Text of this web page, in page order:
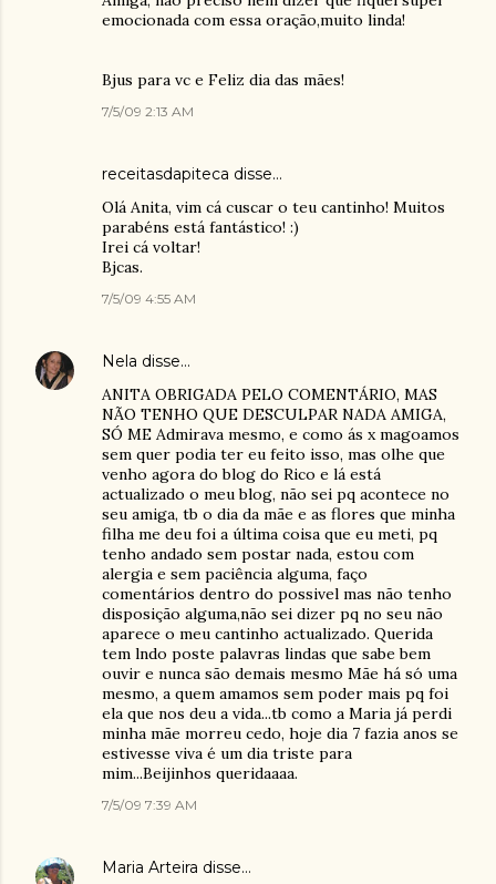
emocionada com essa oração,muito linda!
Bjus para vc e Feliz dia das mães!
7/5/09 2:13 AM
receitasdapiteca disse…
Olá Anita, vim cá cuscar o teu cantinho! Muitos
parabéns está fantástico! :)
Irei cá voltar!
Bjcas.
7/5/09 4:55 AM
Nela disse…
ANITA OBRIGADA PELO COMENTÁRIO, MAS
NÃO TENHO QUE DESCULPAR NADA AMIGA,
SÓ ME Admirava mesmo, e como ás x magoamos
sem quer podia ter eu feito isso, mas olhe que
venho agora do blog do Rico e lá está
actualizado o meu blog, não sei pq acontece no
seu amiga, tb o dia da mãe e as flores que minha
filha me deu foi a última coisa que eu meti, pq
tenho andado sem postar nada, estou com
alergia e sem paciência alguma, faço
comentários dentro do possivel mas não tenho
disposição alguma,não sei dizer pq no seu não
aparece o meu cantinho actualizado. Querida
tem lndo poste palavras lindas que sabe bem
ouvir e nunca são demais mesmo Mãe há só uma
mesmo, a quem amamos sem poder mais pq foi
ela que nos deu a vida...tb como a Maria já perdi
minha mãe morreu cedo, hoje dia 7 fazia anos se
estivesse viva é um dia triste para
mim...Beijinhos queridaaaa.
7/5/09 7:39 AM
Maria Arteira disse…